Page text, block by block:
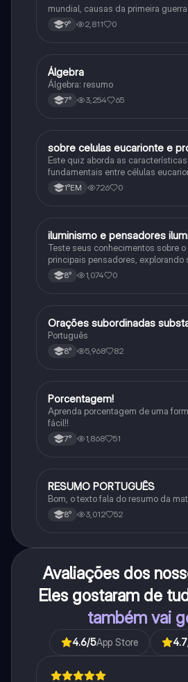
mundial, causas da primeira
consequências da Primeira Guerra
primeira guerra mundial
9° 2,811 0
Matematica
Álgebra
Álgebra: resumo
7° 3,254 65
Biologia
sobre celulas eucarionte e
Este quiz aborda as
fundamentais entre células
procariontes.
1°EM 726 0
História
iluminismo e pensadores
Teste seus conhecimentos sobre
principais pensadores, explorando
impacto histórico.
8° 1,074 0
Português
Orações subordinadas
Português
8° 5,968 82
Matematica
Porcentagem!
Aprenda porcentagem de uma
fácil!!
7° 1,868 51
Português
RESUMO PORTUGUÊS
Bom, o texto fala do resumo da
8° 3,012 52
Avaliações dos
Eles gostaram de
também vai
4.6/5App Store 4.7